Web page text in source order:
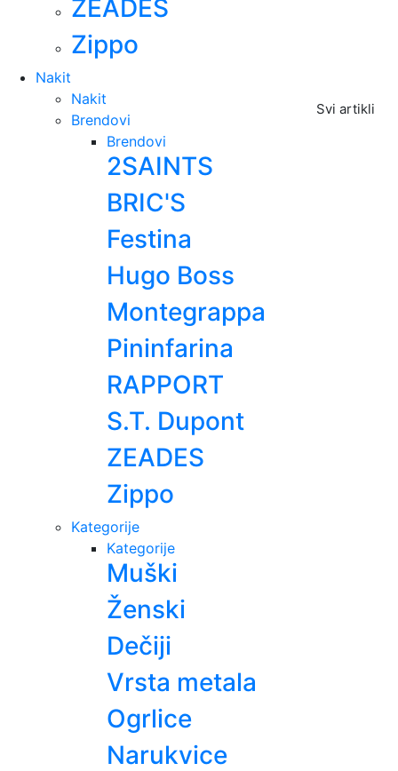
ZEADES
Zippo
Nakit
Svi artikli
Nakit
Brendovi
Brendovi
2SAINTS
BRIC'S
Festina
Hugo Boss
Montegrappa
Pininfarina
RAPPORT
S.T. Dupont
ZEADES
Zippo
Kategorije
Kategorije
Muški
Ženski
Dečiji
Vrsta metala
Ogrlice
Narukvice